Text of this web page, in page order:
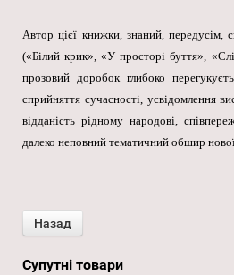
Автор цієї книжки, знаний, передусім,
(«Білий крик», «У просторі буття»,
прозовий доробок глибоко
сприйняття сучасності, усвідомлення
відданість рідному народові,
далеко неповний тематичний обшир
Супутні товари